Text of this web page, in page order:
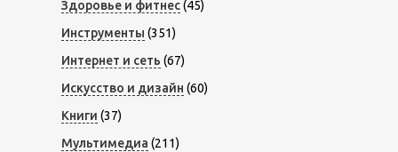
Здоровье и фитнес(45)
Инструменты (351)
Интернет и сеть (67)
Искусство и дизайн (60)
Книги (37)
Мультимедиа (211)